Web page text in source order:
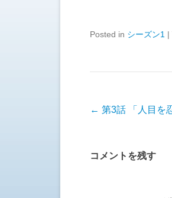
Posted in シーズン1 |
投稿ナビゲーショ
← 第3話 「人目を
コメントを残す